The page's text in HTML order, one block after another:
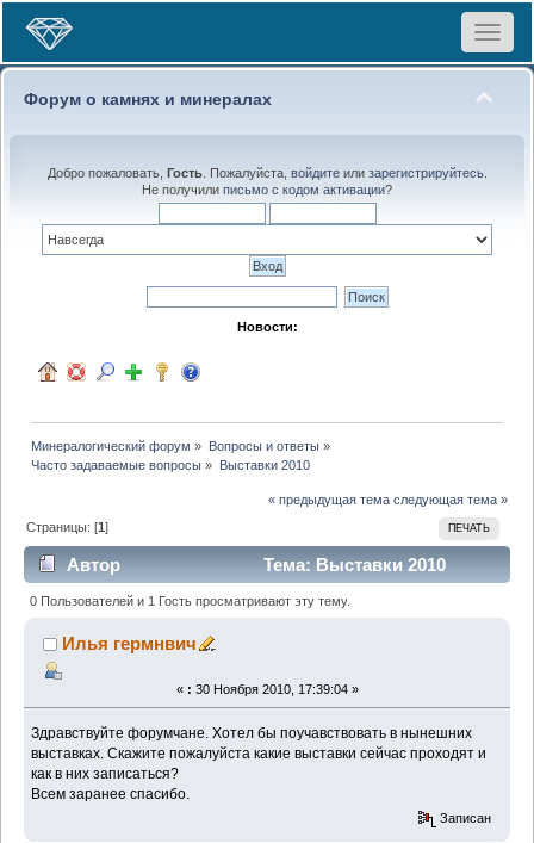
Toggle
Форум о камнях и минералах
Добро пожаловать, Гость. Пожалуйста, войдитеили зарегистрируйтесь.
Не получили письмо с кодом активации?
Новости:
Минералогический форум » Вопросы и ответы»
Часто задаваемые вопросы » Выставки 2010
« предыдущая тема следующая тема »
ПЕЧАТЬ
Страницы: [1]
Автор
Тема: Выставки 2010
(Прочитано 12734 раз)
0 Пользователей и 1 Гость просматривают эту тему.
Илья гермнвич
« : 30 Ноября 2010, 17:39:04 »
Здравствуйте форумчане. Хотел бы поучавствовать в нынешних
выставках. Скажите пожалуйста какие выставки сейчас проходят и
как в них записаться?
Всем заранее спасибо.
Записан